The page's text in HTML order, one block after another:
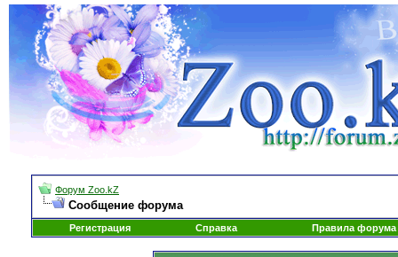
Форум Zoo.kZ
Сообщение форума
Регистрация Справка Правила форума